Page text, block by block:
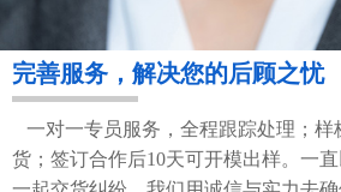
完善服务，解决您的后顾之忧
一对一专员服务，全程跟踪处理；样
货；签订合作后10天可开模出样。一